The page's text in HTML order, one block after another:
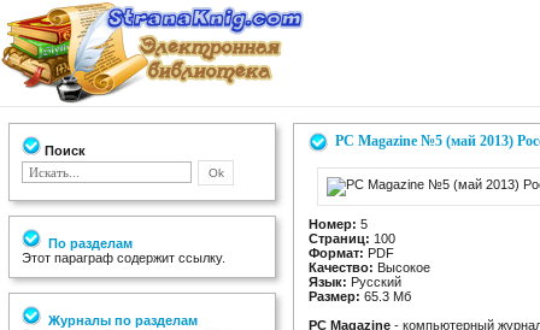
Поиск
По разделам
Этот параграф содержит ссылку.
Журналы по разделам
PC Magazine №5 (май 2013)
Номер: 5
Страниц: 100
Формат: PDF
Качество: Высокое
Язык: Русский
Размер: 65.3 Мб
PC Magazine - компьютерный